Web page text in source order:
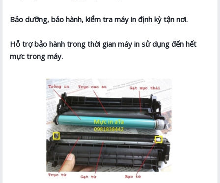
Bảo dưỡng, bảo hành, kiểm tra máy in định kỳ tận nơi.
Hỗ trợ bảo hành trong thời gian máy in sử dụng đến hết
mực trong máy.